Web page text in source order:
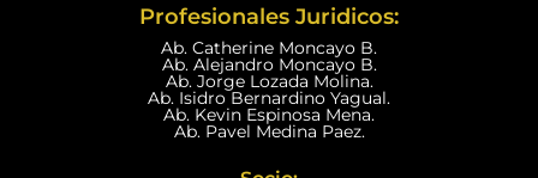
Profesionales Juridicos:
Ab. Catherine Moncayo B.
Ab. Alejandro Moncayo B.
Ab. Jorge Lozada Molina.
Ab. Isidro Bernardino Yagual.
Ab. Kevin Espinosa Mena.
Ab. Pavel Medina Paez.